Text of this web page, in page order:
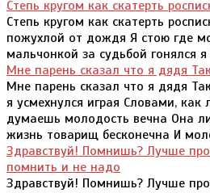
Степь кругом как скатерть
Степь кругом как скатерть
пожухлой от дождя Я стою где
мальчонкой за судьбой гонялся я
Мне парень сказал что я дядя
Мне парень сказал что я дядя
я усмехнулся играя Словами, как
думаешь молодость вечна Она
жизнь товарищ бесконечна И
Здравствуй! Помнишь? Лучше
помнить и не надо
Здравствуй! Помнишь? Лучше